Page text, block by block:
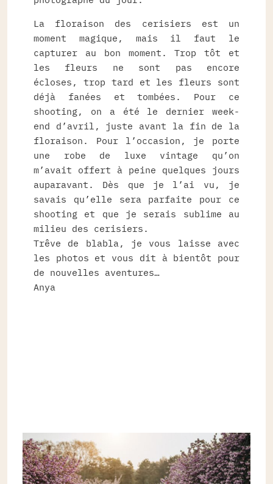
La floraison des cerisiers est un
moment magique, mais il faut le
capturer au bon moment. Trop tôt et
les fleurs ne sont pas encore
écloses, trop tard et les fleurs sont
déjà fanées et tombées. Pour ce
shooting, on a été le dernier week-
end d’avril, juste avant la fin de la
floraison. Pour l’occasion, je porte
une robe de luxe vintage qu’on
m’avait offert à peine quelques jours
auparavant. Dès que je l’ai vu, je
savais qu’elle sera parfaite pour ce
shooting et que je serais sublime au
milieu des cerisiers.
Trêve de blabla, je vous laisse avec
les photos et vous dit à bientôt pour
de nouvelles aventures…
Anya